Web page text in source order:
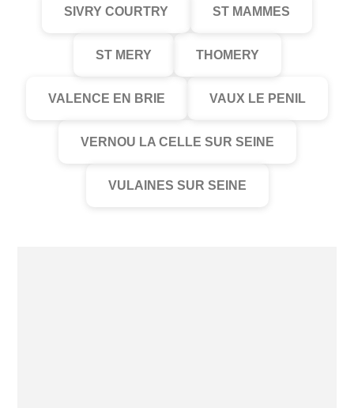
SIVRY COURTRY ST MAMMES
ST MERY THOMERY
VALENCE EN BRIE VAUX LE PENIL
VERNOU LA CELLE SUR SEINE
VULAINES SUR SEINE